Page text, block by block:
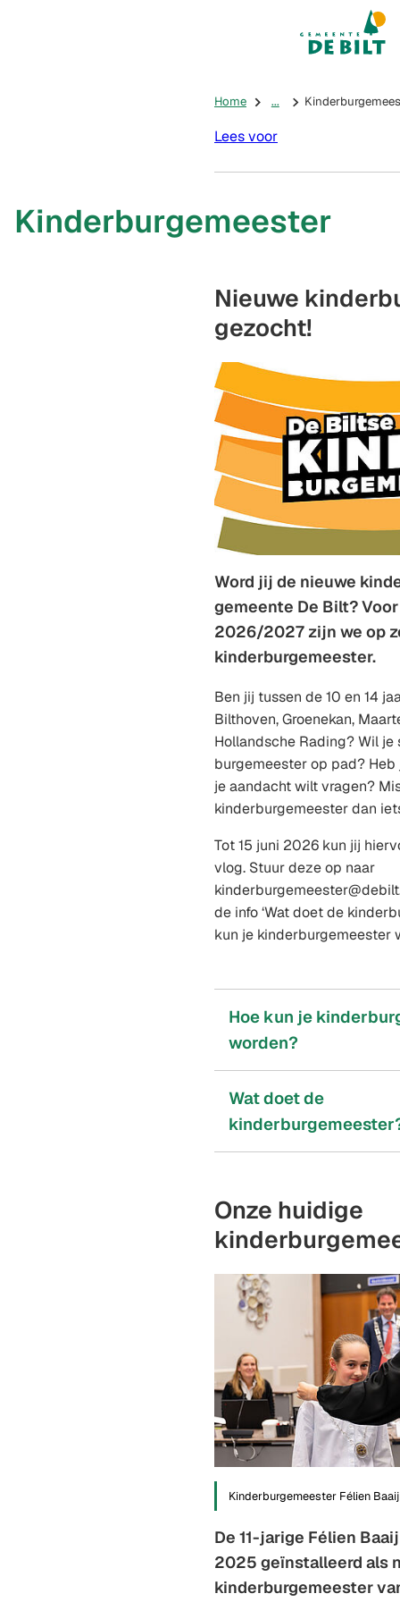
Mijn De Bilt
(Verwijst
Home ...
Lees voor
Kinderburgemeester
Nieuwe
gezocht!
Word jij de nieuwe
gemeente De Bilt?
2026/2027 zijn we op
kinderburgemeester.
Ben jij tussen de 10 en 14
Bilthoven, Groenekan,
Hollandsche Rading? Wil je
burgemeester op pad?
je aandacht wilt vragen?
kinderburgemeester dan
Tot 15 juni 2026 kun jij
vlog. Stuur deze op naar
de info ‘Wat doet de
kun je kinderburgemeester
Hoe kun je
worden?
Wat doet de
Onze huidige
Kinderburgemeester Félien Baaij
De 11-jarige Félien
2025 geïnstalleerd als
kinderburgemeester